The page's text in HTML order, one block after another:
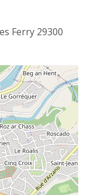
Ferry 29300